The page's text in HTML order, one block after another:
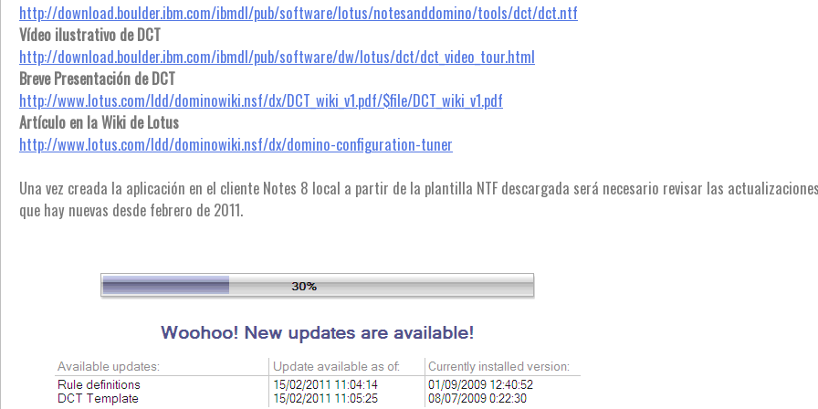
http://download.boulder.ibm.com/ibmdl/pub/software/lotus/notesanddomino/tools/dct/dct.ntf
Vídeo ilustrativo de DCT
http://download.boulder.ibm.com/ibmdl/pub/software/dw/lotus/dct/dct_video_tour.html
Breve Presentación de DCT
http://www.lotus.com/ldd/dominowiki.nsf/dx/DCT_wiki_v1.pdf/$file/DCT_wiki_v1.pdf
Artículo en la Wiki de Lotus
http://www.lotus.com/ldd/dominowiki.nsf/dx/domino-configuration-tuner
Una vez creada la aplicación en el cliente Notes 8 local a partir de la plantilla NTF descargada será necesario revisar las
que hay nuevas desde febrero de 2011.